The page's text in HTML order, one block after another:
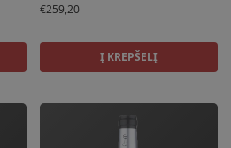
€259,20
Į KREPŠELĮ